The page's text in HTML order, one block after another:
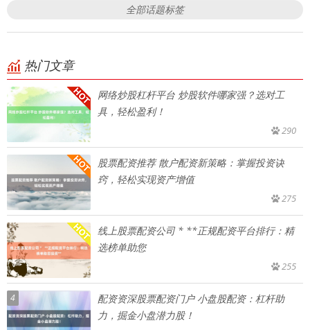
全部话题标签
热门文章
网络炒股杠杆平台 炒股软件哪家强？选对工
具，轻松盈利！
290
股票配资推荐 散户配资新策略：掌握投资诀
窍，轻松实现资产增值
275
线上股票配资公司 * **正规配资平台排行：精
选榜单助您
255
4
配资资深股票配资门户 小盘股配资：杠杆助
力，掘金小盘潜力股！